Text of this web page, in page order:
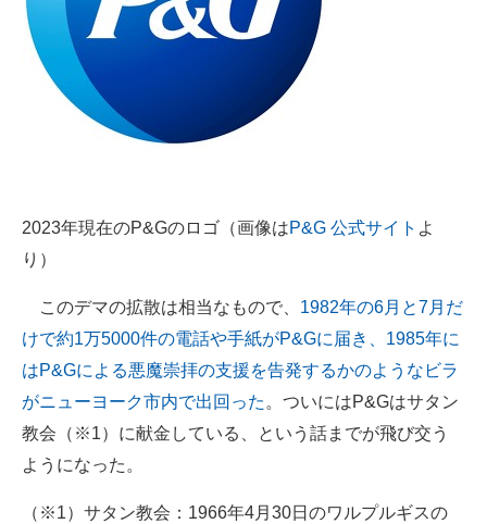
2023年現在のP&Gのロゴ（画像はP&G 公式サイト よ
り）
このデマの拡散は相当なもので、 1982年の6月と7月だ
けで約1万5000件の電話や手紙がP&Gに届き、1985年に
はP&Gによる悪魔崇拝の支援を告発するかのようなビラ
がニューヨーク市内で出回った 。ついにはP&Gはサタン
教会（※1）に献金している、という話までが飛び交う
ようになった。
（※1）サタン教会：1966年4月30日のワルプルギスの